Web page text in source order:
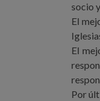
socio
El
El
Por